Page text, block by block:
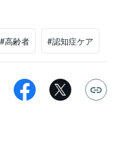
#高齢者 #認知症ケア